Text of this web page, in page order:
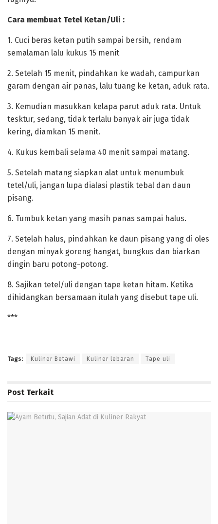
‎Cara membuat Tetel Ketan/Uli :
‎1. Cuci beras ketan putih sampai bersih, rendam
semalaman lalu kukus 15 menit
‎2. Setelah 15 menit, pindahkan ke wadah, campurkan
garam dengan air panas, lalu tuang ke ketan, aduk rata.
‎3. Kemudian masukkan kelapa parut aduk rata. Untuk
tesktur, sedang, tidak terlalu banyak air juga tidak
kering, diamkan 15 menit.
‎4. Kukus kembali selama 40 menit sampai matang.
‎5. Setelah matang siapkan alat untuk menumbuk
tetel/uli, jangan lupa dialasi plastik tebal dan daun
pisang.
‎6. Tumbuk ketan yang masih panas sampai halus.
‎7. Setelah halus, pindahkan ke daun pisang yang di oles
dengan minyak goreng hangat, bungkus dan biarkan
dingin baru potong-potong.
‎8. Sajikan tetel/uli dengan tape ketan hitam. Ketika
dihidangkan bersamaan itulah yang disebut tape uli.
‎***
Tags: Kuliner Betawi Kuliner lebaran Tape uli
Post Terkait